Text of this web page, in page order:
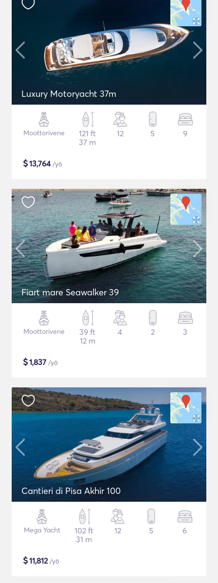
Luxury Motoryacht 37m
Moottorivene
121 ft
37 m
12 5 9
$13,764/yö
Fiart mare Seawalker 39
Moottorivene
39 ft
12 m
4 2 3
$1,837 /yö
Cantieri di Pisa Akhir 100
Mega Yacht
102 ft
31 m
12 5 6
$11,812/yö